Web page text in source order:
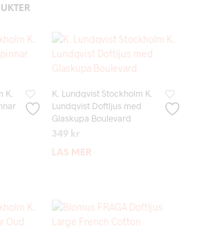
K.
K. Lundqvist Stockholm K.
Lundqvist Doftljus med
Glaskupa Boulevard
349 kr
LÄS MER